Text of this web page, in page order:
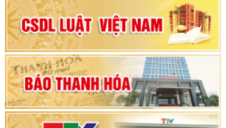
Đại hội Đảng bộ xã Yên Ninh lần thứ nhất,
nhiệm kỳ 2025 - 2030
Khai mạc Kỳ họp bất thường lần thứ 9, Quốc
hội khóa XV
Phiên thảo luận Kỳ họp thứ 24, HĐND tỉnh
Thanh Hóa khóa XVIII, nhiệm kỳ 2021 - 2026